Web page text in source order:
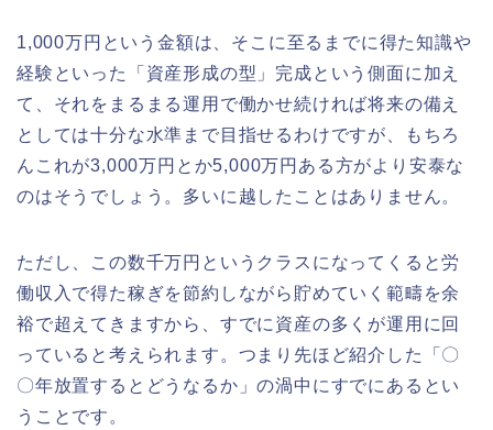
1,000万円という金額は、そこに至るまでに得た知識や
経験といった「資産形成の型」完成という側面に加え
て、それをまるまる運用で働かせ続ければ将来の備え
としては十分な水準まで目指せるわけですが、もちろ
んこれが3,000万円とか5,000万円ある方がより安泰な
のはそうでしょう。多いに越したことはありません。
ただし、この数千万円というクラスになってくると労
働収入で得た稼ぎを節約しながら貯めていく範疇を余
裕で超えてきますから、すでに資産の多くが運用に回
っていると考えられます。つまり先ほど紹介した「〇
〇年放置するとどうなるか」の渦中にすでにあるとい
うことです。